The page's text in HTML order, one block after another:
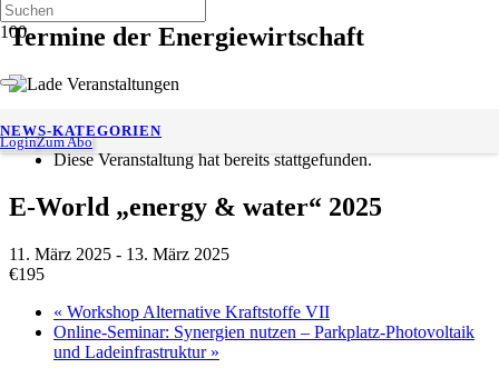
LoginZum Abo
NEWS-KATEGORIEN
Termine der Energiewirtschaft
« Alle Veranstaltungen
Diese Veranstaltung hat bereits stattgefunden.
E-World „energy & water“ 2025
11. März 2025 - 13. März 2025
€195
« Workshop Alternative Kraftstoffe VII
Online-Seminar: Synergien nutzen – Parkplatz-Photovoltaik
und Ladeinfrastruktur »